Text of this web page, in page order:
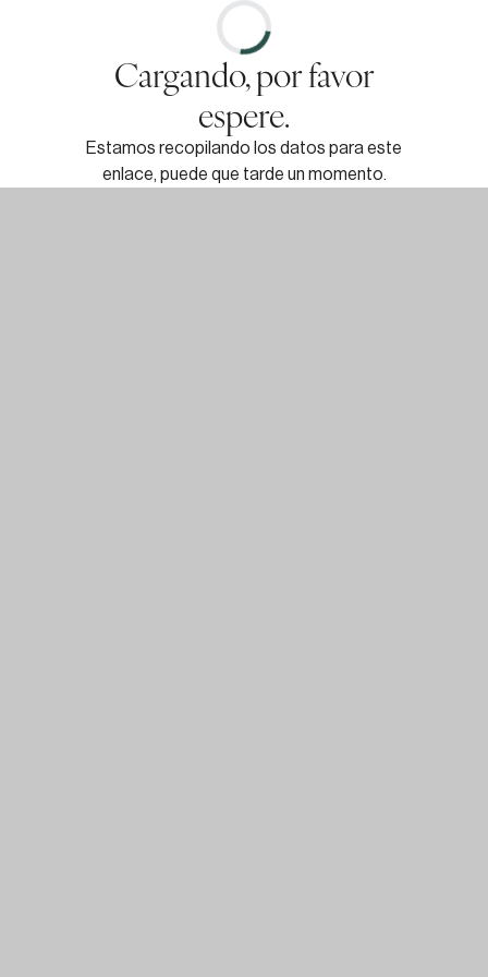
Cargando, por favor
espere.
Estamos recopilando los datos para este
enlace, puede que tarde un momento.